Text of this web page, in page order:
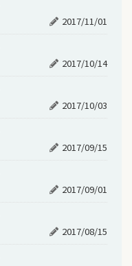
2017/11/01
2017/10/14
2017/10/03
2017/09/15
2017/09/01
2017/08/15